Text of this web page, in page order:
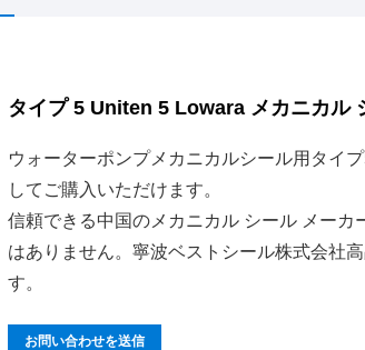
タイプ 5 Uniten 5 Lowara メカニカル
ウォーターポンプメカニカルシール用タイ
してご購入いただけます。
信頼できる中国のメカニカル シール メー
はありません。寧波ベストシール株式会社
す。
お問い合わせを送信